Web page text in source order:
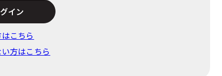
イン
こちら
方はこちら